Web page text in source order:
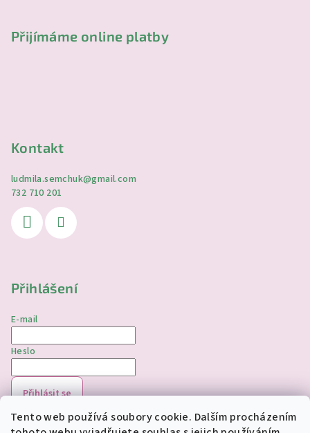
Tento web používá soubory cookie. Dalším procházením
Přijímáme online platby
Kontakt
ludmila.semchuk@gmail.com
732 710 201
Přihlášení
E-mail
Heslo
Přihlásit se
Nová registraceZapomenuté heslo